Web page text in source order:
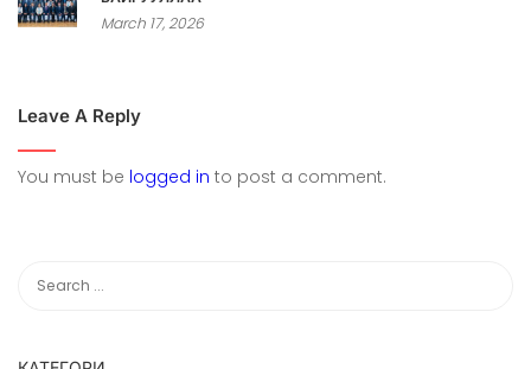
March 17, 2026
Leave A Reply
You must be logged in to post a comment.